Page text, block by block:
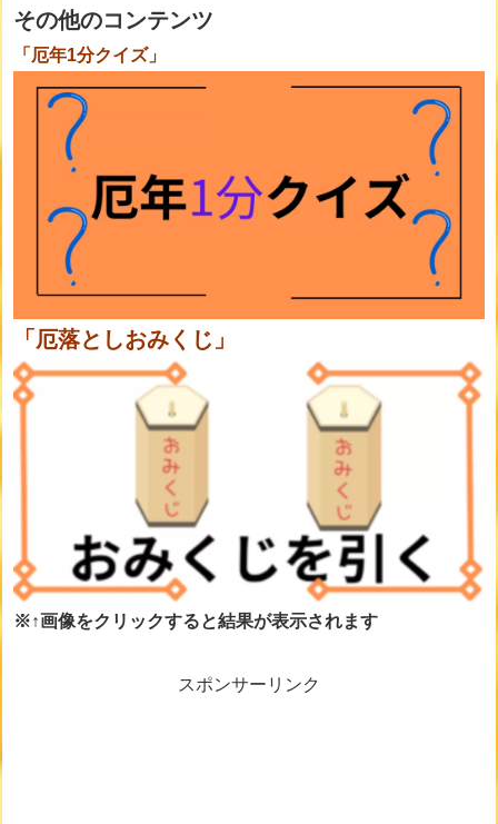
その他のコンテンツ
「厄年1分クイズ」
「厄落としおみくじ」
※↑画像をクリックすると結果が表示されます
スポンサーリンク